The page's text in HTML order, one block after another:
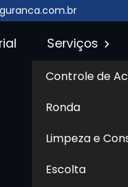
Serviços
Controle de
Ronda
Limpeza e
Escolta